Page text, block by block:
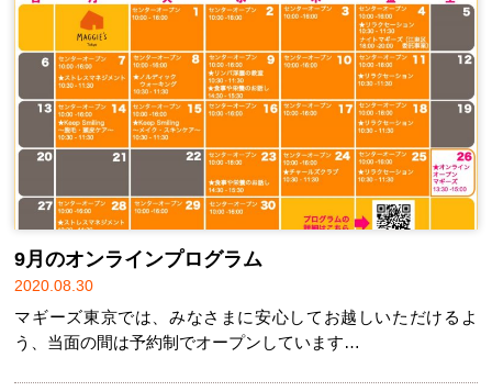
9月のオンラインプログラム
2020.08.30
マギーズ東京では、みなさまに安心してお越しいただけるよ
う、当面の間は予約制でオープンしています…